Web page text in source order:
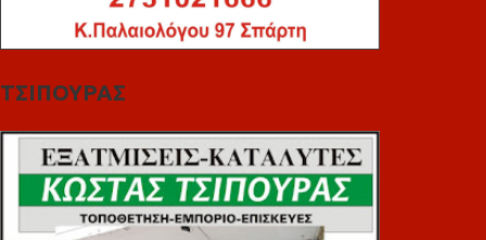
ΤΣΙΠΟΥΡΑΣ